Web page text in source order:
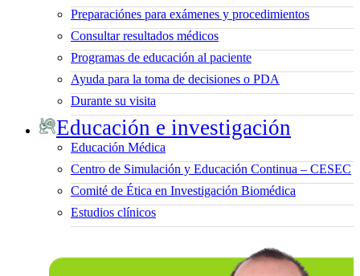
Preparaciónes para exámenes y procedimientos
Consultar resultados médicos
Programas de educación al paciente
Ayuda para la toma de decisiones o PDA
Durante su visita
Educación e investigación
Educación Médica
Centro de Simulación y Educación Continua – CESEC
Comité de Ética en Investigación Biomédica
Estudios clínicos